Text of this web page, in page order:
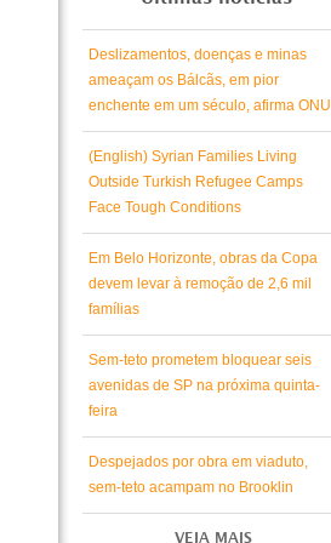
Deslizamentos, doenças e minas
ameaçam os Bálcãs, em pior
enchente em um século, afirma ONU
(English) Syrian Families Living
Outside Turkish Refugee Camps
Face Tough Conditions
Em Belo Horizonte, obras da Copa
devem levar à remoção de 2,6 mil
famílias
Sem-teto prometem bloquear seis
avenidas de SP na próxima quinta-
feira
Despejados por obra em viaduto,
sem-teto acampam no Brooklin
VEJA MAIS